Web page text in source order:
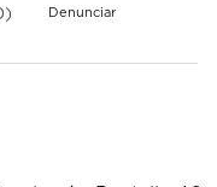
) Denunciar